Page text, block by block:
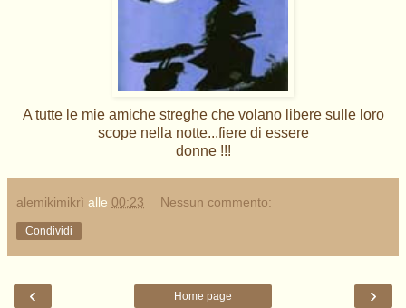
A tutte le mie amiche streghe che volano libere sulle loro
scope nella notte...fiere di essere
donne !!!
alemikimikrì alle 00:23 Nessun commento:
Condividi
‹ ›
Home page